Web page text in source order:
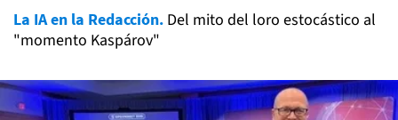
La IA en la Redacción. Del mito del loro estocástico al
"momento Kaspárov"